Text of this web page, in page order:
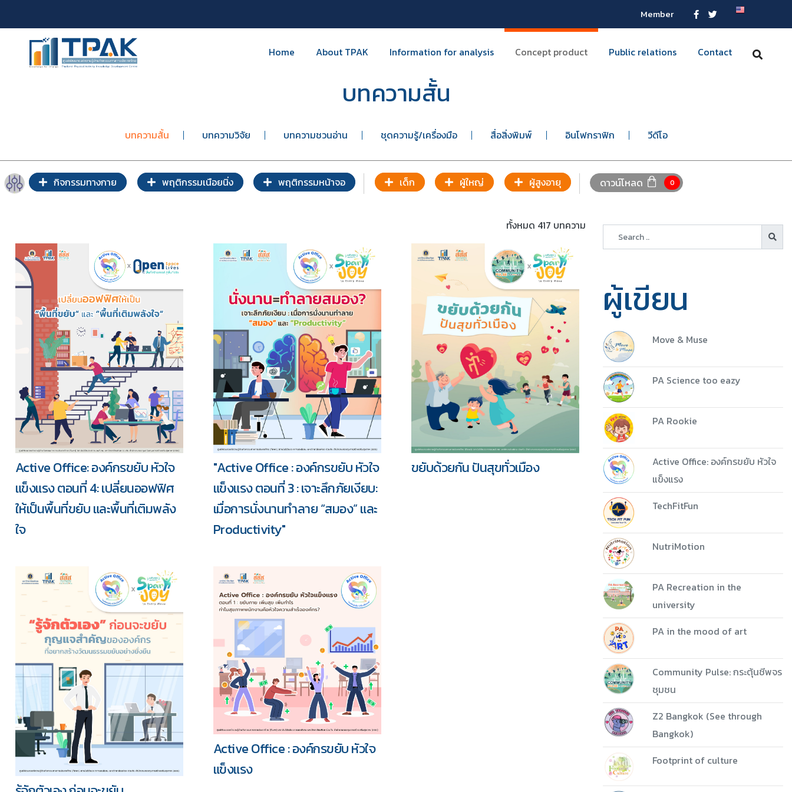
บทความสั้น
บทความสั้น บทความวิจัย บทความชวนอ่าน ชุดความรู้/เครื่องมือ สื่อสิ่งพิมพ์ อินโฟกราฟิก วีดีโอ
กิจกรรมทางกาย พฤติกรรมเนือยนิ่ง พฤติกรรมหน้าจอ เด็ก ผู้ใหญ่ ผู้สูงอายุ ดาวน์โหลด 0
รวม
Download
Member
Home About TPAK Information for analysis Concept product Public relations Contact
ทั้งหมด 417 บทความ
Active Office: องค์กรขยับ หัวใจ
แข็งแรง ตอนที่ 4: เปลี่ยนออฟฟิศ
ให้เป็นพื้นที่ขยับ และพื้นที่เติมพลัง
ใจ
"Active Office : องค์กรขยับ หัวใจ
แข็งแรง ตอนที่ 3 : เจาะลึกภัยเงียบ:
เมื่อการนั่งนานทำลาย “สมอง” และ
Productivity"
ขยับด้วยกัน ปันสุขทั่วเมือง
Active Office : องค์กรขยับ หัวใจ
แข็งแรง
ผู้เขียน
Move & Muse
PA Science too eazy
PA Rookie
Active Office: องค์กรขยับ หัวใจ
แข็งแรง
TechFitFun
NutriMotion
PA Recreation in the
university
PA in the mood of art
Community Pulse: กระตุ้นชีพจร
ชุมชน
Z2 Bangkok (See through
Bangkok)
Footprint of culture